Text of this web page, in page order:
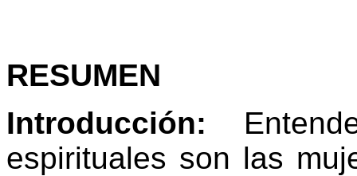
RESUMEN
Introducción:
espirituales son las